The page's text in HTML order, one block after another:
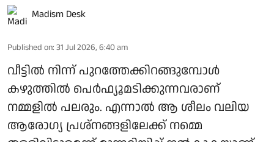
Madism Desk
Published on: 31 Jul 2026, 6:40 am
വീട്ടിൽ നിന്ന് പുറത്തേക്കിറങ്ങുമ്പോൾ
കഴുത്തിൽ പെർഫ്യൂമടിക്കുന്നവരാണ്
നമ്മളിൽ പലരും. എന്നാൽ ആ ശീലം വലിയ
ആരോ​ഗ്യ പ്രശ്നങ്ങളിലേക്ക് നമ്മെ